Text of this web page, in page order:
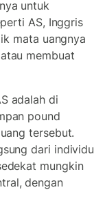
untuk
AS, Inggris
mata uangnya
membuat
adalah di
pound
tersebut.
dari individu
mungkin
dengan